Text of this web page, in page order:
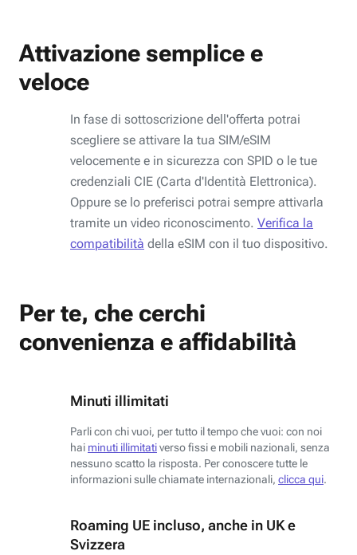
Attivazione semplice e
veloce
In fase di sottoscrizione dell'offerta potrai
scegliere se attivare la tua SIM/eSIM
velocemente e in sicurezza con SPID o le tue
credenziali CIE (Carta d'Identità Elettronica).
Oppure se lo preferisci potrai sempre attivarla
tramite un video riconoscimento. Verifica la
compatibilità della eSIM con il tuo dispositivo.
Per te, che cerchi
convenienza e affidabilità
Minuti illimitati
Parli con chi vuoi, per tutto il tempo che vuoi: con noi
hai minuti illimitativerso fissi e mobili nazionali, senza
nessuno scatto la risposta. Per conoscere tutte le
informazioni sulle chiamate internazionali, clicca qui.
Roaming UE incluso, anche in UK e
Svizzera